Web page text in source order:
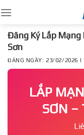
to
content
Đăng Ký Lắp Mạng
Sơn
ĐĂNG NGÀY: 23/02/2026 |
LẮP
SƠN –